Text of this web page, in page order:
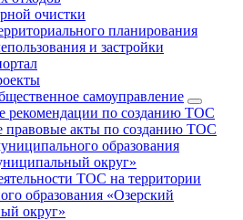
очистки
планирования
и застройки
самоуправление
рекомендации по созданию ТОС
правовые акты по созданию ТОС
образования
округ»
ТОС на территории
образования «Озерский
округ»